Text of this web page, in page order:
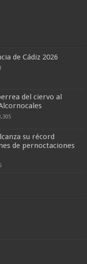
de Cádiz 2026
del ciervo al
su récord
de pernoctaciones